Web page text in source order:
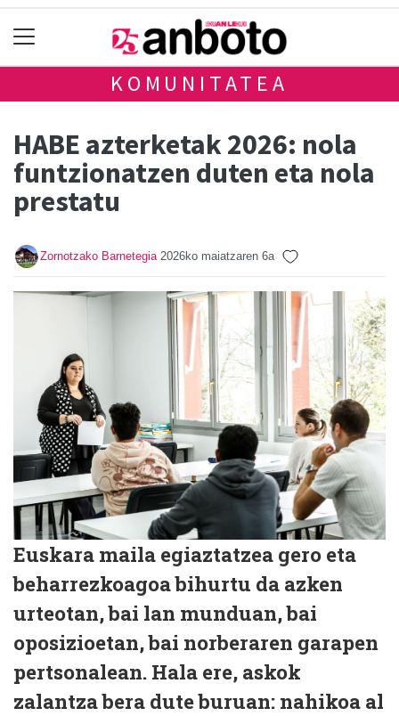
KOMUNITATEA
HABE azterketak 2026: nola
funtzionatzen duten eta nola
prestatu
Zornotzako Barnetegia 2026ko maiatzaren 6a
Euskara maila egiaztatzea gero eta
beharrezkoagoa bihurtu da azken
urteotan, bai lan munduan, bai
oposizioetan, bai norberaren garapen
pertsonalean. Hala ere, askok
zalantza bera dute buruan: nahikoa al